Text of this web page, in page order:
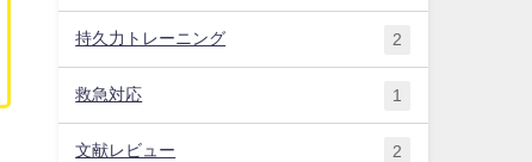
持久力トレーニング 2
救急対応 1
文献レビュー 2